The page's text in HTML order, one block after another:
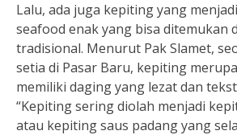
Lalu, ada juga kepiting yang
seafood enak yang bisa ditemukan
tradisional. Menurut Pak Slamet,
setia di Pasar Baru, kepiting
memiliki daging yang lezat dan
“Kepiting sering diolah menjadi
atau kepiting saus padang yang